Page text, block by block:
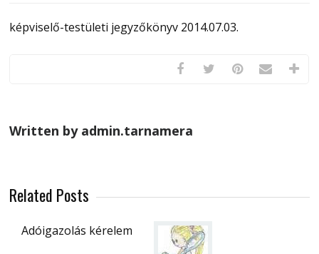
képviselő-testületi jegyzőkönyv 2014.07.03.
Written by admin.tarnamera
Related Posts
Adóigazolás kérelem